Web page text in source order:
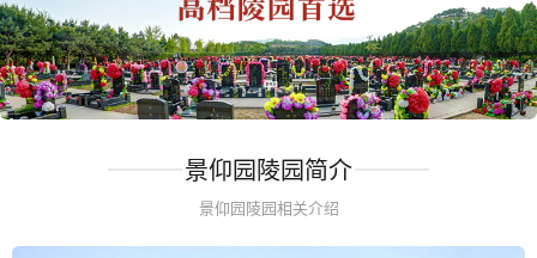
景仰园陵园简介
景仰园陵园相关介绍